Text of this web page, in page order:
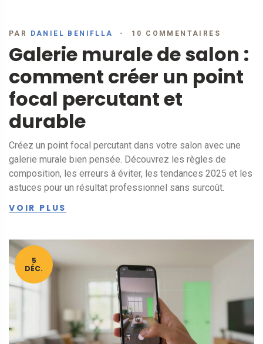
PAR DANIEL BENIFLLA 10 COMMENTAIRES
Galerie murale de salon :
comment créer un point
focal percutant et
durable
Créez un point focal percutant dans votre salon avec une
galerie murale bien pensée. Découvrez les règles de
composition, les erreurs à éviter, les tendances 2025 et les
astuces pour un résultat professionnel sans surcoût.
VOIR PLUS
5
DÉC.